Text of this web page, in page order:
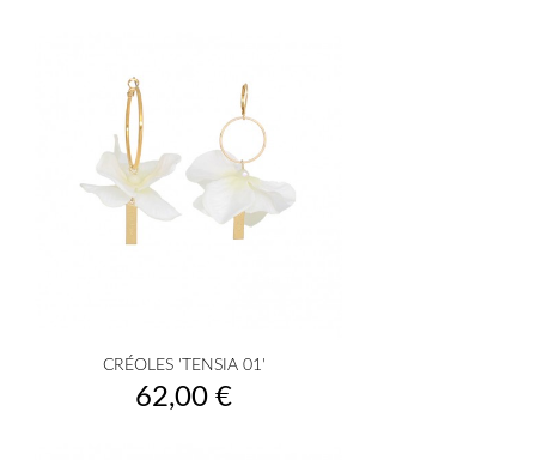
CRÉOLES 'TENSIA 01'
Prix
62,00 €